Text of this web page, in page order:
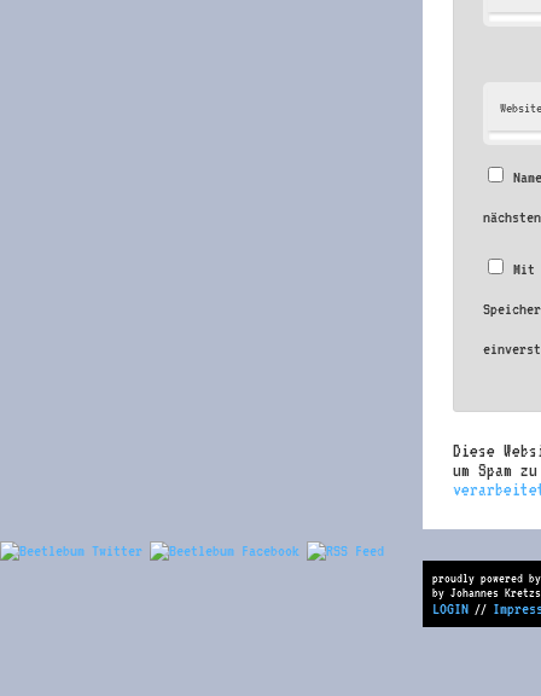
Mit
Diese
um Spam
proudly powered
by Johannes
LOGIN //